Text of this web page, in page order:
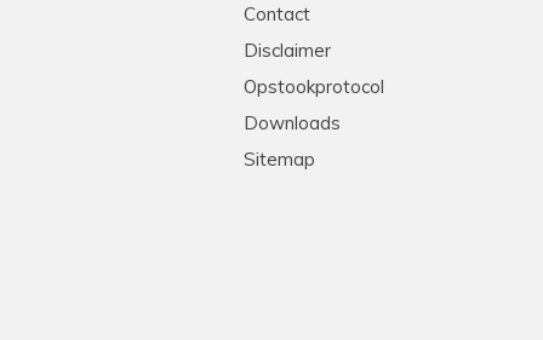
Contact
Disclaimer
Opstookprotocol
Downloads
Sitemap